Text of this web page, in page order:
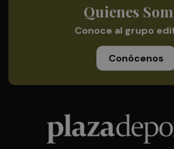
Quienes
Conoce al grupo
Conócenos